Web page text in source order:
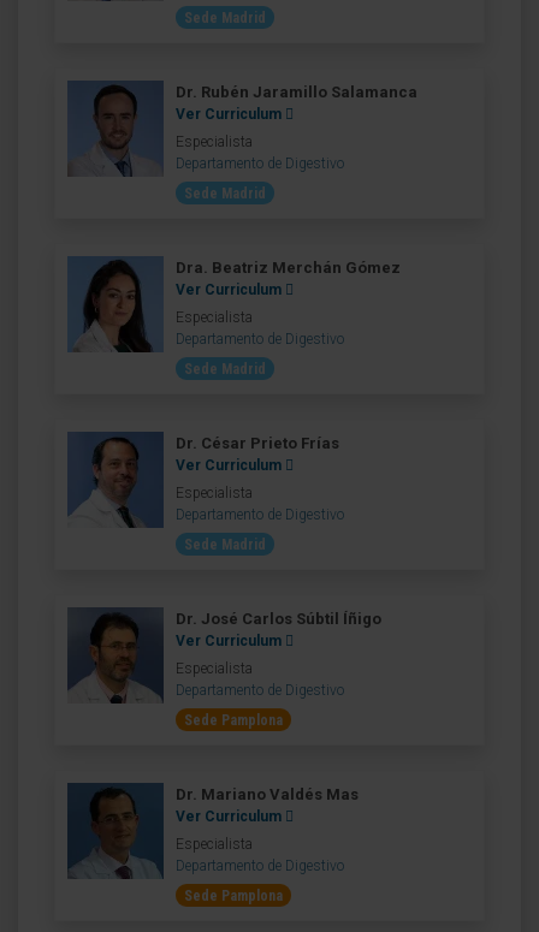
Sede Madrid
Dr. Rubén Jaramillo Salamanca
Ver Curriculum
Especialista
Departamento de Digestivo
Sede Madrid
Dra. Beatriz Merchán Gómez
Ver Curriculum
Especialista
Departamento de Digestivo
Sede Madrid
Dr. César Prieto Frías
Ver Curriculum
Especialista
Departamento de Digestivo
Sede Madrid
Dr. José Carlos Súbtil Íñigo
Ver Curriculum
Especialista
Departamento de Digestivo
Sede Pamplona
Dr. Mariano Valdés Mas
Ver Curriculum
Especialista
Departamento de Digestivo
Sede Pamplona